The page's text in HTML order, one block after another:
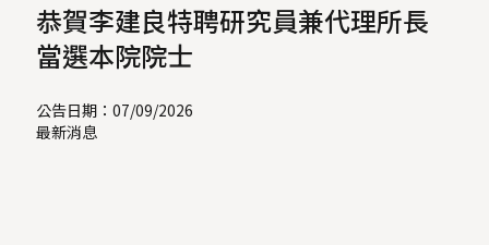
恭賀李建良特聘研究員兼代理所長
當選本院院士
公告日期：07/09/2026
最新消息